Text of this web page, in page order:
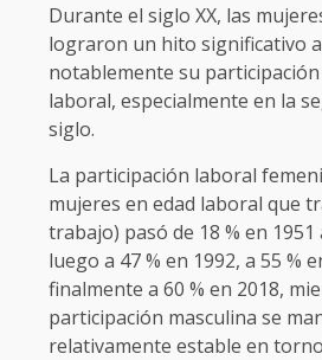
Durante el siglo XX, las
lograron un hito significativo
notablemente su
laboral, especialmente en la
siglo.
La participación laboral
mujeres en edad laboral que
trabajo) pasó de 18 % en 1951
luego a 47 % en 1992, a 55 %
finalmente a 60 % en 2018,
participación masculina se
relativamente estable en torno